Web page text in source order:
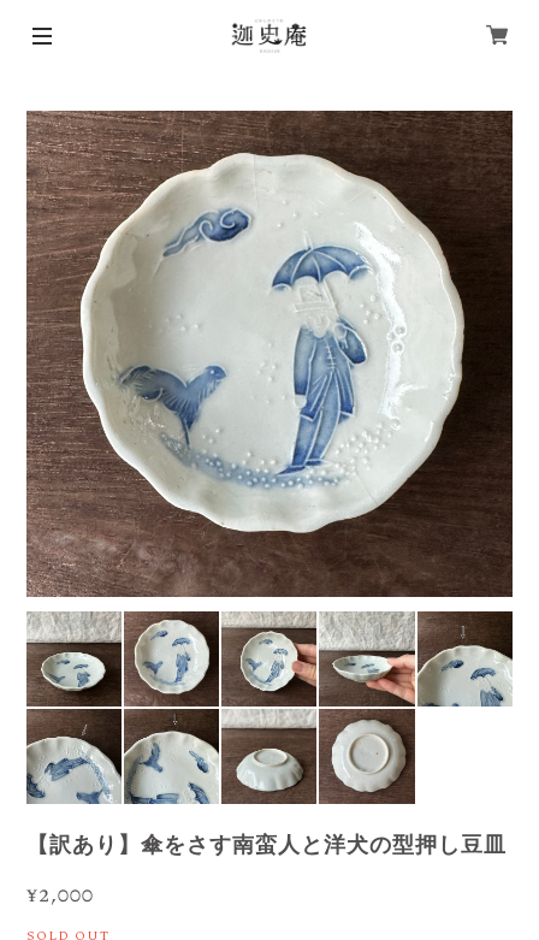
【訳あり】傘をさす南蛮人と洋犬の型押し豆皿
¥2,000
SOLD OUT